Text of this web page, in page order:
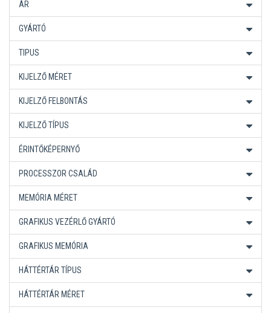
ÁR
GYÁRTÓ
TIPUS
KIJELZŐ MÉRET
KIJELZŐ FELBONTÁS
KIJELZŐ TÍPUS
ÉRINTŐKÉPERNYŐ
PROCESSZOR CSALÁD
MEMÓRIA MÉRET
GRAFIKUS VEZÉRLŐ GYÁRTÓ
GRAFIKUS MEMÓRIA
HÁTTÉRTÁR TÍPUS
HÁTTÉRTÁR MÉRET